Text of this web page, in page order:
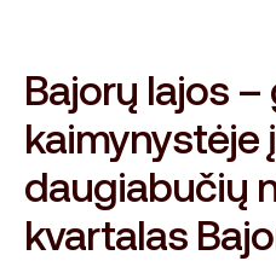
Bajorų lajos
kaimynystėje
daugiabučių
kvartalas